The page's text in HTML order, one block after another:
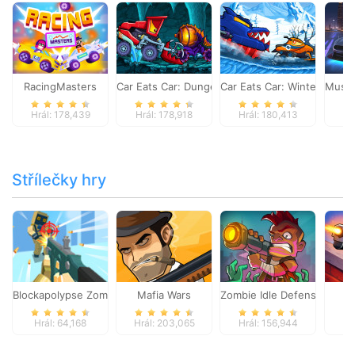
RacingMasters
Hrál: 178,439
Car Eats Car: Dungeon Adventure
Hrál: 178,918
Car Eats Car: Winter
Hrál: 180,413
Střílečky hry
Blockapolypse Zombie Shooter
Hrál: 64,168
Mafia Wars
Hrál: 203,065
Zombie Idle Defense
Hrál: 156,944